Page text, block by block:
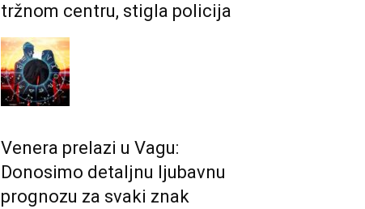
tržnom centru, stigla policija
Venera prelazi u Vagu:
Donosimo detaljnu ljubavnu
prognozu za svaki znak